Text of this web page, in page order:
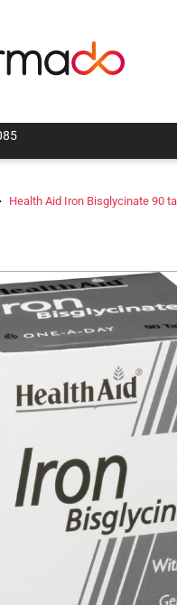
Health Aid Iron Bisglycinate 90